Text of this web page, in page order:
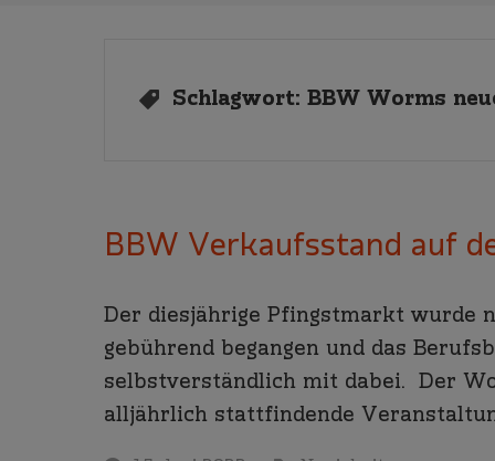
Schlagwort: BBW Worms
BBW Verkaufsstand auf
Der diesjährige Pfingstmarkt wurde
gebührend begangen und das
selbstverständlich mit dabei. Der
alljährlich stattfindende